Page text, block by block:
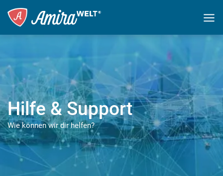
Hilfe & Support
Wie können wir dir helfen?